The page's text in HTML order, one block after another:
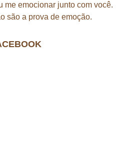
me emocionar junto com você.
são a prova de emoção.